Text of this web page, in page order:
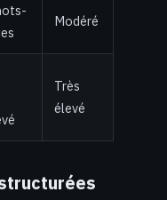
Modéré
Très
élevé